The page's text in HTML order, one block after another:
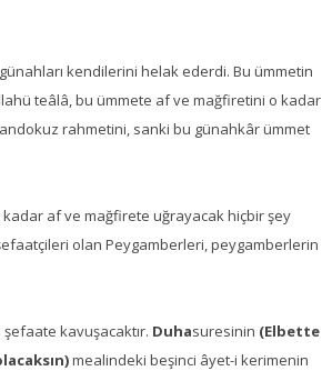
kendilerini helak ederdi. Bu ümmetin
teâlâ, bu ümmete af ve mağfiretini o kadar
rahmetini, sanki bu günahkâr ümmet
af ve mağfirete uğrayacak hiçbir şey
olan Peygamberleri, peygamberlerin
kavuşacaktır. Duhasuresinin (Elbette
mealindeki beşinci âyet-i kerimenin